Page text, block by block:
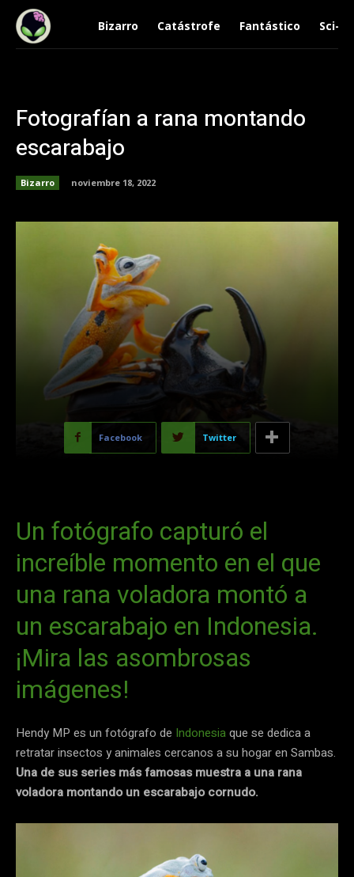
Bizarro Catástrofe Fantástico Sci-Fi
Fotografían a rana montando
escarabajo
Bizarro noviembre 18, 2022
Facebook Twitter
Un fotógrafo capturó el
increíble momento en el que
una rana voladora montó a
un escarabajo en Indonesia.
¡Mira las asombrosas
imágenes!
Hendy MP es un fotógrafo de Indonesiaque se dedica a
retratar insectos y animales cercanos a su hogar en Sambas.
Una de sus series más famosas muestra a una rana
voladora montando un escarabajo cornudo.